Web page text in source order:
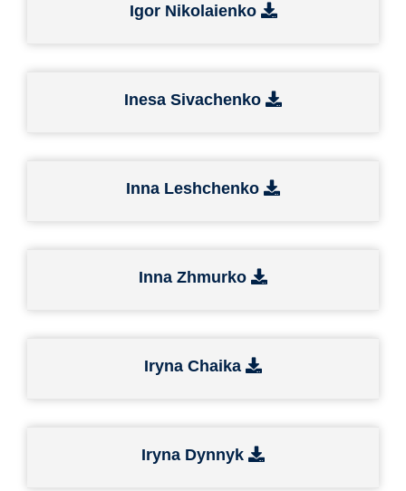
Igor Nikolaienko
Inesa Sivachenko
Inna Leshchenko
Inna Zhmurko
Iryna Chaika
Iryna Dynnyk